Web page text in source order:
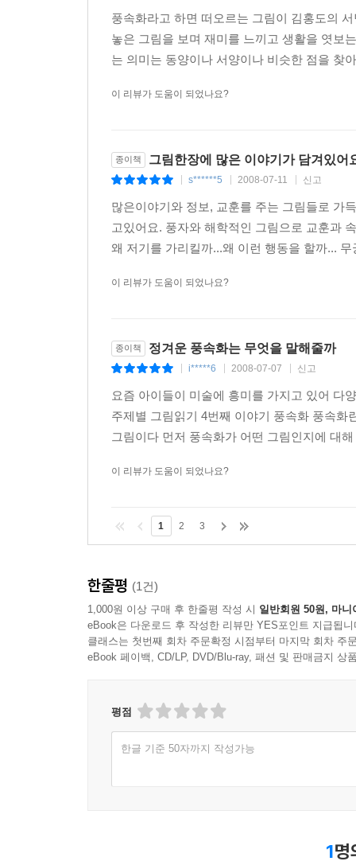
풍속화라고 하면 떠오르는 그림이 김홍도의
놓은 그림을 보며 재미를 느끼고 생활을 엿보
는 의미는 동양이나 서양이나 비슷한 점을 찾
이 리뷰가 도움이 되었나요?
종이책 그림한장에 많은 이야기가 담겨있어
s******5 2008-07-11 신고
많은이야기와 정보, 교훈를 주는 그림들로 가
고있어요. 풍자와 해학적인 그림으로 교훈과
왜 저기를 가리킬까...왜 이런 행동을 할까...
이 리뷰가 도움이 되었나요?
종이책 정겨운 풍속화는 무엇을 말해줄까
i*****6 2008-07-07 신고
요즘 아이들이 미술에 흥미를 가지고 있어 다
주제별 그림읽기 4번째 이야기 풍속화 풍속화
그림이다 먼저 풍속화가 어떤 그림인지에 대
이 리뷰가 도움이 되었나요?
1 2 3
한줄평 (1건)
1,000원 이상 구매 후 한줄평 작성 시 일반회원 50원, 마니
eBook은 다운로드 후 작성한 리뷰만 YES포인트 지급됩니
클래스는 첫번째 회차 주문확정 시점부터 마지막 회차 주
eBook 페이백, CD/LP, DVD/Blu-ray, 패션 및 판매금지 상
평점
한글 기준 50자까지 작성가능
1명